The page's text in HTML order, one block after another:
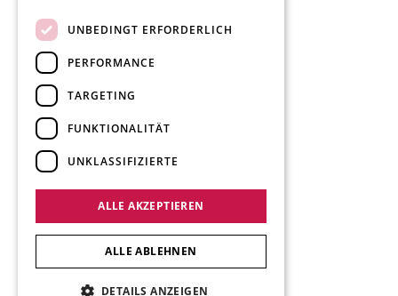
UNBEDINGT ERFORDERLICH
PERFORMANCE
TARGETING
FUNKTIONALITÄT
UNKLASSIFIZIERTE
ALLE AKZEPTIEREN
ALLE ABLEHNEN
DETAILS ANZEIGEN